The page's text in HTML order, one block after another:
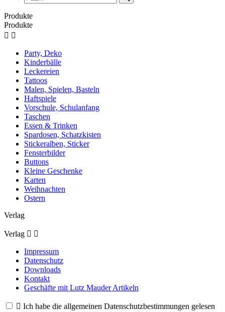
Produkte
Produkte
 
Party, Deko
Kinderbälle
Leckereien
Tattoos
Malen, Spielen, Basteln
Haftspiele
Vorschule, Schulanfang
Taschen
Essen & Trinken
Spardosen, Schatzkisten
Stickeralben, Sticker
Fensterbilder
Buttons
Kleine Geschenke
Karten
Weihnachten
Ostern
Verlag
Verlag  
Impressum
Datenschutz
Downloads
Kontakt
Geschäfte mit Lutz Mauder Artikeln
 Ich habe die allgemeinen Datenschutzbestimmungen gelesen